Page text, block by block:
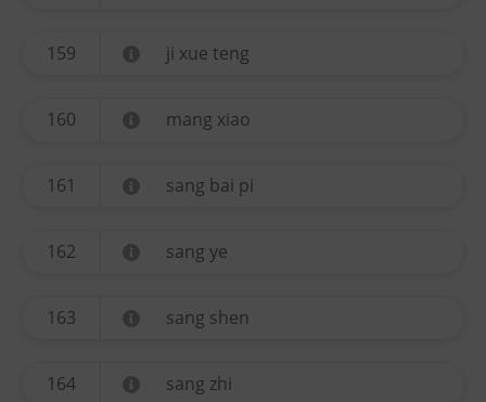
159 ji xue teng
160 mang xiao
161 sang bai pi
162 sang ye
163 sang shen
164 sang zhi